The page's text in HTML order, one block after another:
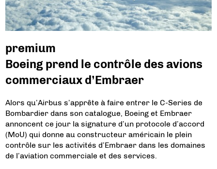
premium
Boeing prend le contrôle des avions
commerciaux d’Embraer
Alors qu’Airbus s’apprête à faire entrer le C-Series de
Bombardier dans son catalogue, Boeing et Embraer
annoncent ce jour la signature d’un protocole d’accord
(MoU) qui donne au constructeur américain le plein
contrôle sur les activités d’Embraer dans les domaines
de l’aviation commerciale et des services.